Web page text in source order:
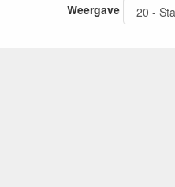
Weergave